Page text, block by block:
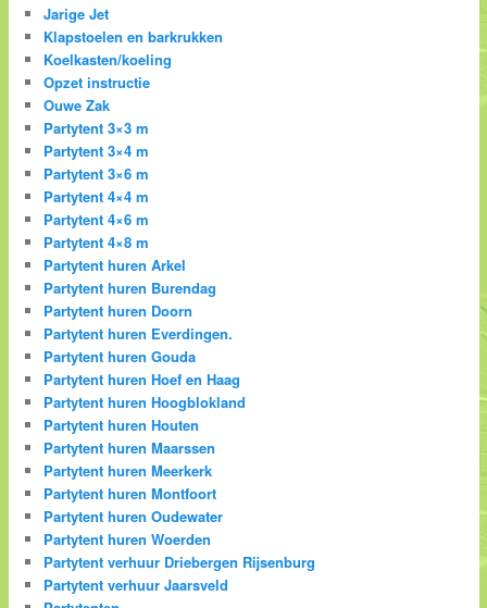
Jarige Jet
Klapstoelen en barkrukken
Koelkasten/koeling
Opzet instructie
Ouwe Zak
Partytent 3×3 m
Partytent 3×4 m
Partytent 3×6 m
Partytent 4×4 m
Partytent 4×6 m
Partytent 4×8 m
Partytent huren Arkel
Partytent huren Burendag
Partytent huren Doorn
Partytent huren Everdingen.
Partytent huren Gouda
Partytent huren Hoef en Haag
Partytent huren Hoogblokland
Partytent huren Houten
Partytent huren Maarssen
Partytent huren Meerkerk
Partytent huren Montfoort
Partytent huren Oudewater
Partytent huren Woerden
Partytent verhuur Driebergen Rijsenburg
Partytent verhuur Jaarsveld